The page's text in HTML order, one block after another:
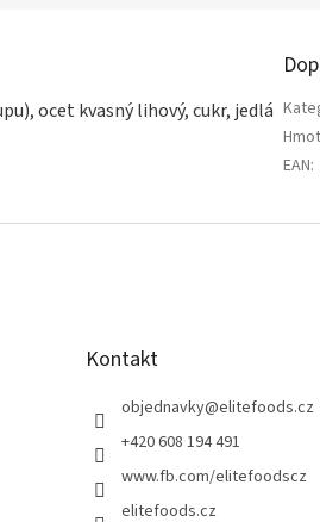
ocet kvasný lihový, cukr, jedlá
EAN:
Kontakt
objednavky@elitefoods.cz
+420 608 194 491
www.fb.com/elitefoodscz
elitefoods.cz